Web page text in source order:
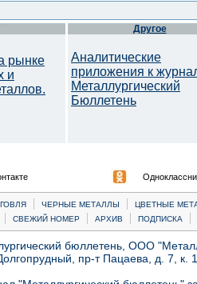
рынке
и
Другое
Аналитические
приложения к
Металлургический
Бюллетень
| ЧЕРНЫЕ МЕТАЛЛЫ |
ЦВЕТНЫЕ
| СВЕЖИЙ НОМЕР | АРХИВ | ПОДПИСКА |
бюллетень, ООО
пр-т Пацаева, д. 7,